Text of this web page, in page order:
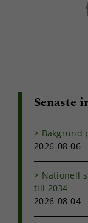
Senaste
Bakgrund
2026-08-06
Nationell
till 2034
2026-08-04